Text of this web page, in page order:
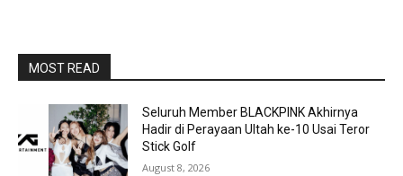
MOST READ
Seluruh Member BLACKPINK Akhirnya
Hadir di Perayaan Ultah ke-10 Usai Teror
Stick Golf
August 8, 2026